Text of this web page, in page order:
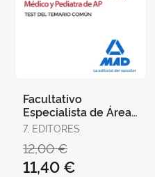
Facultativo
Especialista de Área,
Médico y Pediatra de
Atención Primaria del
Ser
7, EDITORES
12,00 €
11,40 €